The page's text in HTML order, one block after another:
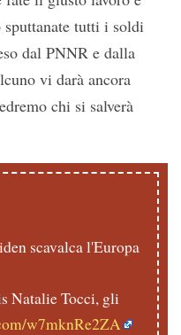
sputtanate tutti i soldi
dal PNNR e dalla
vi darà ancora
chi si salverà
scavalca l'Europa
Natalie Tocci, gli
w7mknRe2ZA